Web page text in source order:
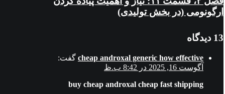
ارگونومی (در بخش توليدی)
13 دیدگاه
cheap androxal generic how effective گفت:
آگوست 16, 2025 در 8:42 ب.ظ
buy cheap androxal cheap fast shipping